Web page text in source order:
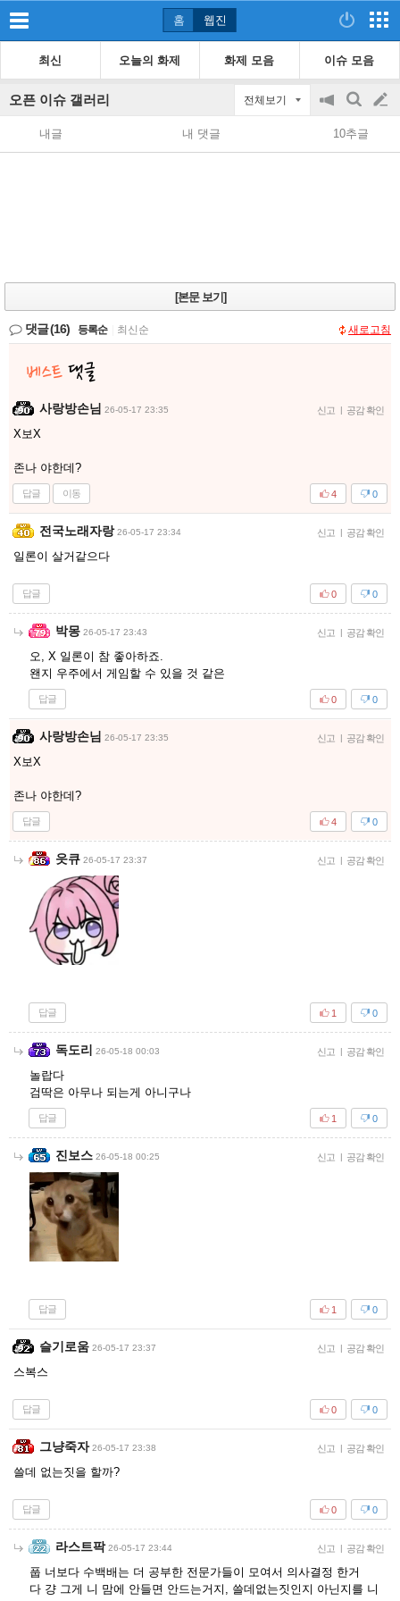
홈 웹진
최신 오늘의 화제 화제 모음 이슈 모음
오픈 이슈 갤러리 전체보기
공
지
on/off
검
색
글
쓰
내글 내 댓글 10추글
[본문 보기]
댓글(16) 등록순 최신순 새로고침
사랑방손님 26-05-17 23:35 신고 | 공감 확인
X보X
존나 야한데?
답글 이동 0
4
전국노래자랑 26-05-17 23:34 신고 | 공감 확인
일론이 살거같으다
답글 0
0
박몽 26-05-17 23:43 신고 | 공감 확인
오, X 일론이 참 좋아하죠.
왠지 우주에서 게임할 수 있을 것 같은
답글 0
0
사랑방손님 26-05-17 23:35 신고 | 공감 확인
X보X
존나 야한데?
답글 0
4
읏큐 26-05-17 23:37 신고 | 공감 확인
답글 0
1
독도리 26-05-18 00:03 신고 | 공감 확인
놀랍다
검딱은 아무나 되는게 아니구나
답글 0
1
진보스 26-05-18 00:25 신고 | 공감 확인
답글 0
1
슬기로움 26-05-17 23:37 신고 | 공감 확인
스복스
답글 0
0
그냥죽자 26-05-17 23:38 신고 | 공감 확인
쓸데 없는짓을 할까?
답글 0
0
라스트팍 26-05-17 23:44 신고 | 공감 확인
풉 너보다 수백배는 더 공부한 전문가들이 모여서 의사결정 한거
다 걍 그게 니 맘에 안들면 안드는거지, 쓸데없는짓인지 아닌지를 니